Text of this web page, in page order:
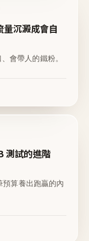
沉澱成會自
會帶人的鐵粉。
測試的進階
預算養出跑贏的內